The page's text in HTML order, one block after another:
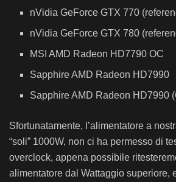
nVidia GeForce GTX 770
nVidia GeForce GTX 780
MSI AMD Radeon HD7790 OC
Sapphire AMD Radeon HD7990
Sapphire AMD Radeon HD7990
Sfortunatamente, l’alimentatore a
“soli” 1000W, non ci ha permesso di
overclock, appena possibile
alimentatore dal Wattaggio superiore,